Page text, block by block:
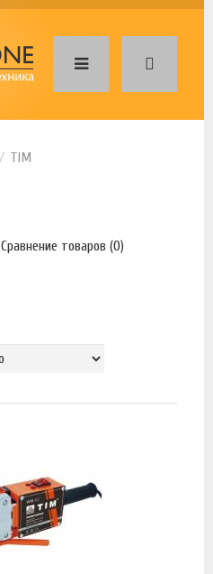
TIM
Сравнение товаров (0)